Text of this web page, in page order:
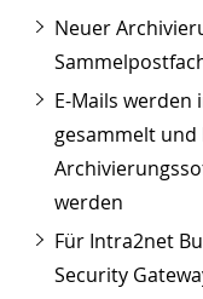
Neuer
E-Mails werden
gesammelt
werden
Für Intra2net
Security